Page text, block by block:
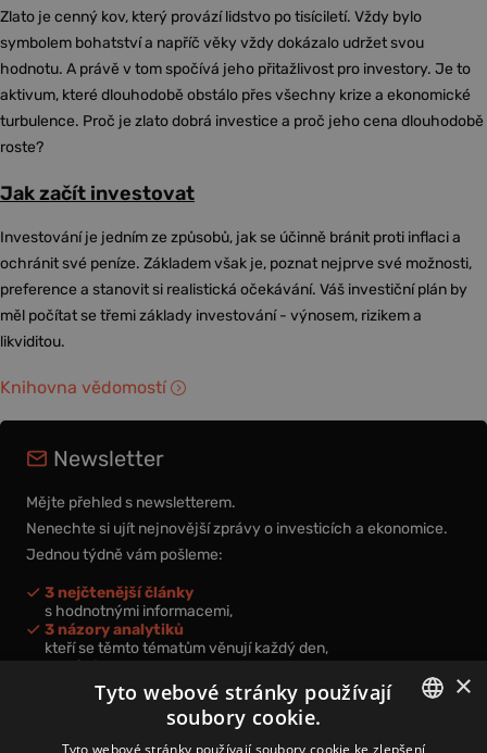
Zlato je cenný kov, který provází lidstvo po tisíciletí. Vždy bylo
symbolem bohatství a napříč věky vždy dokázalo udržet svou
hodnotu. A právě v tom spočívá jeho přitažlivost pro investory. Je to
aktivum, které dlouhodobě obstálo přes všechny krize a ekonomické
turbulence. Proč je zlato dobrá investice a proč jeho cena dlouhodobě
roste?
Jak začít investovat
Investování je jedním ze způsobů, jak se účinně bránit proti inflaci a
ochránit své peníze. Základem však je, poznat nejprve své možnosti,
preference a stanovit si realistická očekávání. Váš investiční plán by
měl počítat se třemi základy investování - výnosem, rizikem a
likviditou.
Knihovna vědomostí
Newsletter
Mějte přehled s newsletterem.
Nenechte si ujít nejnovější zprávy o investicích a ekonomice.
Jednou týdně vám pošleme:
3 nejčtenější články
s hodnotnými informacemi,
3 názory analytiků
kteří se těmto tématům věnují každý den,
nová videa a podcasty
k prohloubení vašich znalostí.
CZECH
×
Tyto webové stránky používají
soubory cookie.
Tyto webové stránky používají soubory cookie ke zlepšení